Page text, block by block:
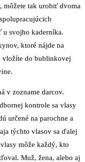
môžete tak urobiť dvoma
u svojho kaderníka.
ktoré nájde na
vložíte do bublinkovej
v zozname darcov.
kontrole sa vlasy
určené na parochne a
týchto vlasov sa ďalej
môže každý, kto
Muž, žena, alebo aj